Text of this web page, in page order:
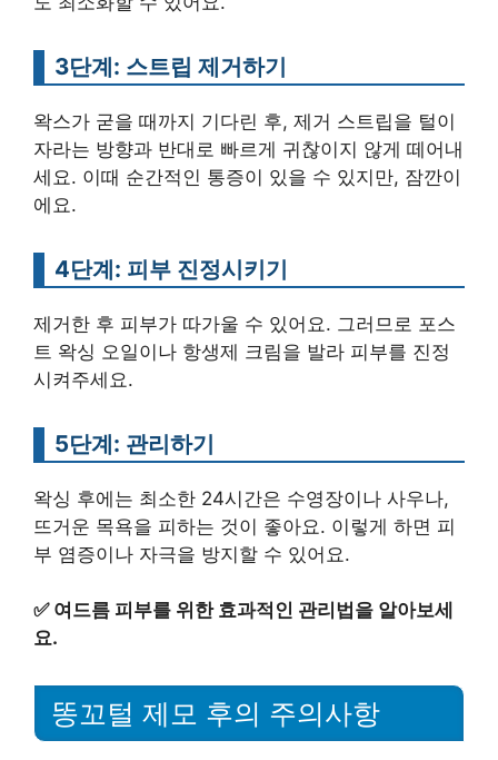
3단계: 스트립 제거하기
왁스가 굳을 때까지 기다린 후, 제거 스트립을 털이
자라는 방향과 반대로 빠르게 귀찮이지 않게 떼어내
세요. 이때 순간적인 통증이 있을 수 있지만, 잠깐이
에요.
4단계: 피부 진정시키기
제거한 후 피부가 따가울 수 있어요. 그러므로 포스
트 왁싱 오일이나 항생제 크림을 발라 피부를 진정
시켜주세요.
5단계: 관리하기
왁싱 후에는 최소한 24시간은 수영장이나 사우나,
뜨거운 목욕을 피하는 것이 좋아요. 이렇게 하면 피
부 염증이나 자극을 방지할 수 있어요.
✅ 여드름 피부를 위한 효과적인 관리법을 알아보세
요.
똥꼬털 제모 후의 주의사항